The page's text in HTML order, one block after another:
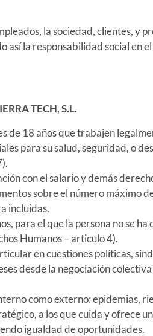
la sociedad, clientes, y
la responsabilidad social en
TECH, S.L.
de 18 años que trabajen
para su salud, seguridad, o
con el salario y demás
sobre el número máximo
incluidas.
para el que la persona no se ha
Humanos – articulo 4).
en cuestiones políticas,
desde la negociación
como externo: epidemias,
a los que cuida y ofrece
igualdad de oportunidades.